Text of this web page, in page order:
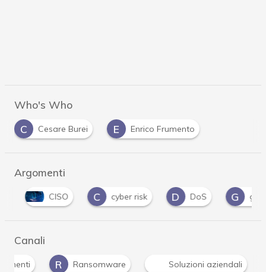
Who's Who
C
Cesare Burei E Enrico Frumento
Argomenti
CISO C cyber risk D DoS G guida
Canali
R Ransomware Soluzioni aziendali